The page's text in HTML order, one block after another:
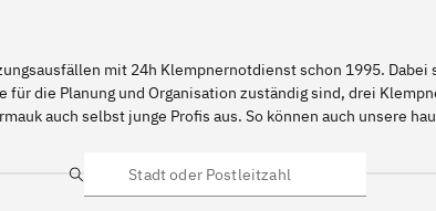
mit 24h Klempnernotdienst schon 1995.
die Planung und Organisation zuständig sind, drei
auch selbst junge Profis aus. So können auch unsere
Suche